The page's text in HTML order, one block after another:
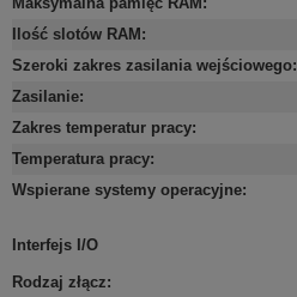
Ilość slotów RAM :
Szeroki zakres zasilania wejściowego:
Zasilanie:
Zakres temperatur pracy:
Temperatura pracy:
Wspierane systemy operacyjne:
Interfejs I/O
Rodzaj złącz: